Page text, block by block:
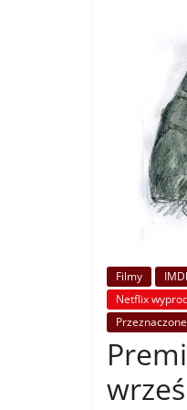
Filmy
Netflix